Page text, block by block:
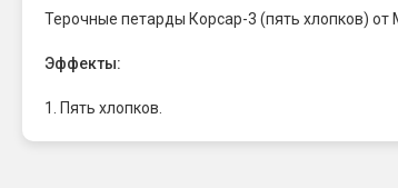
Терочные петарды Корсар-3 (пять хлопков) от
Эффекты:
1. Пять хлопков.